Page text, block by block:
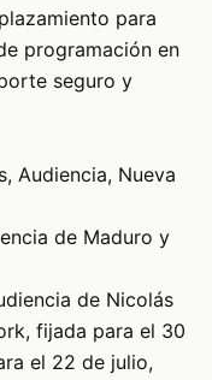
para
programación en
seguro y
Audiencia, Nueva
de Maduro y
de Nicolás
fijada para el 30
el 22 de julio,